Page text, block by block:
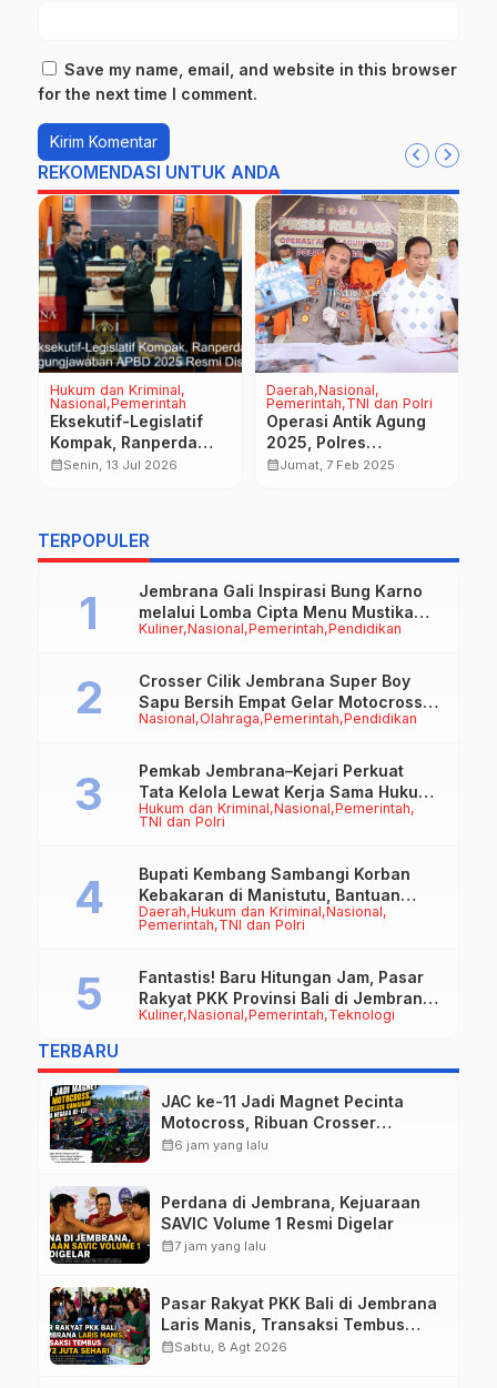
Save my name, email, and website in this browser
for the next time I comment.
REKOMENDASI UNTUK ANDA
Hukum dan Kriminal
Nasional Pemerintah
Eksekutif-Legislatif
Kompak, Ranperda
Pertanggungjawaban
calendar_monthSenin, 13 Jul 2026
Daerah Nasional
Pemerintah TNI dan Polri
Operasi Antik Agung
2025, Polres
Jembrana Ungkap 5
calendar_monthJumat, 7 Feb 2025
TERPOPULER
Kuliner Nasional Pemerintah Pendidikan
Jembrana Gali Inspirasi Bung Karno
melalui Lomba Cipta Menu Mustika
Rasa
Nasional Olahraga Pemerintah Pendidikan
Crosser Cilik Jembrana Super Boy
Sapu Bersih Empat Gelar Motocross
50cc
Hukum dan Kriminal Nasional Pemerintah
TNI dan Polri
Pemkab Jembrana–Kejari Perkuat
Tata Kelola Lewat Kerja Sama Hukum
Datun
Daerah Hukum dan Kriminal Nasional
Pemerintah TNI dan Polri
Bupati Kembang Sambangi Korban
Kebakaran di Manistutu, Bantuan
Disalurkan untuk Ringankan Beban
Kuliner Nasional Pemerintah Teknologi
Fantastis! Baru Hitungan Jam, Pasar
Rakyat PKK Provinsi Bali di Jembrana
Raup Omzet Ratusan Juta
TERBARU
JAC ke-11 Jadi Magnet Pecinta
Motocross, Ribuan Crosser
Ramaikan HUT Kota Negara ke-131
calendar_month6 jam yang lalu
Perdana di Jembrana, Kejuaraan
SAVIC Volume 1 Resmi Digelar
calendar_month7 jam yang lalu
Pasar Rakyat PKK Bali di Jembrana
Laris Manis, Transaksi Tembus
Rp.672 Juta Sehari
calendar_monthSabtu, 8 Agt 2026